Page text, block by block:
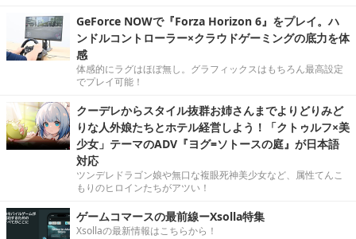
GeForce NOWで『Forza Horizon 6』をプレイ。ハ
ンドルコントローラー×クラウドゲーミングの底力を体
感
体感的にラグはほぼ無し。グラフィックスはもちろん最高設定
でプレイ可能！
クーデレからスタイル抜群お姉さんまでよりどりみど
りな人外娘たちとホテル経営しよう！「クトゥルフ×美
少女」テーマのADV『ヨグ=ソトースの庭』が日本語
対応
ツンデレドラゴン娘や無口な複眼死神美少女など、属性てんこ
もりのヒロインたちがアツい！
ゲームコマースの最前線ーXsolla特集
Xsollaの最新情報はこちらから！